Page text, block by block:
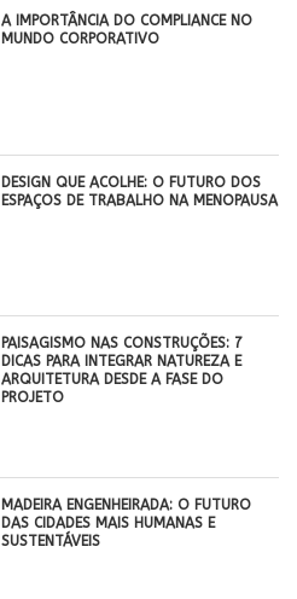
A IMPORTÂNCIA DO COMPLIANCE NO
MUNDO CORPORATIVO
DESIGN QUE ACOLHE: O FUTURO DOS
ESPAÇOS DE TRABALHO NA MENOPAUSA
PAISAGISMO NAS CONSTRUÇÕES: 7
DICAS PARA INTEGRAR NATUREZA E
ARQUITETURA DESDE A FASE DO
PROJETO
MADEIRA ENGENHEIRADA: O FUTURO
DAS CIDADES MAIS HUMANAS E
SUSTENTÁVEIS